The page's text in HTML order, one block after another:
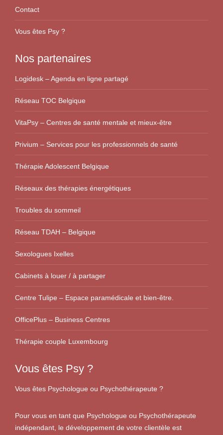
Contact
Vous êtes Psy ?
Nos partenaires
Logidesk – Agenda en ligne partagé
Réseau TOC Belgique
VitaPsy – Centres de santé mentale et mieux-être
Privium – Services pour les professionnels de santé
Thérapie Adolescent Belgique
Réseaux des thérapies énergétiques
Troubles du sommeil
Réseau TDAH – Belgique
Sexologues Ixelles
Cabinets à louer / à partager
Centre Tulipe – Espace paramédicale et bien-être.
OfficePlus – Business Centres
Thérapie couple Luxembourg
Vous êtes Psy ?
Vous êtes Psychologue ou Psychothérapeute ?
Pour vous en tant que Psychologue ou Psychothérapeute
indépendant, le développement de votre clientèle est